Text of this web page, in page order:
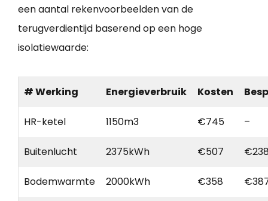
een aantal rekenvoorbeelden van de
terugverdientijd baserend op een hoge
isolatiewaarde:
# Werking Energieverbruik Kosten
HR-ketel 1150m3 €745 –
Buitenlucht 2375kWh €507
Bodemwarmte 2000kWh €358